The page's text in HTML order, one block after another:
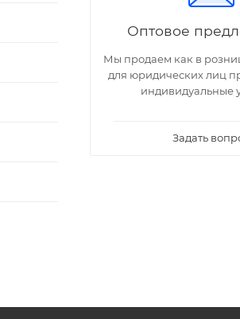
Оптовое
Мы продаем как в
для юридических лиц
индивидуальные
Задать